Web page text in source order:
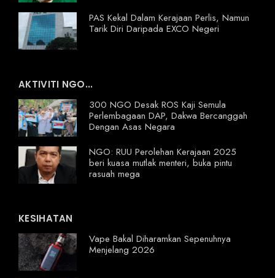
PAS Kekal Dalam Kerajaan Perlis, Namun
Tarik Diri Daripada EXCO Negeri
AKTIVITI NGO...
300 NGO Desak ROS Kaji Semula
Perlembagaan DAP, Dakwa Bercanggah
Dengan Asas Negara
NGO: RUU Perolehan Kerajaan 2025
beri kuasa mutlak menteri, buka pintu
rasuah mega
KESIHATAN
Vape Bakal Diharamkan Sepenuhnya
Menjelang 2026